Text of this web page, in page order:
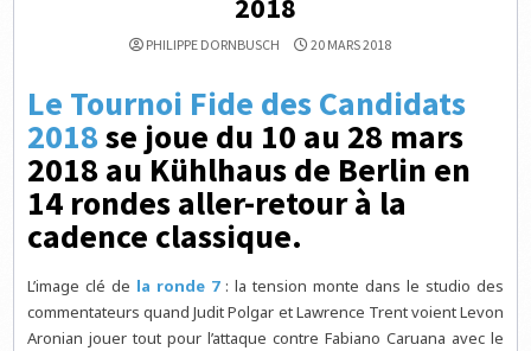
2018
PHILIPPE DORNBUSCH 20 MARS 2018
Le Tournoi Fide des Candidats
2018se joue du 10 au 28 mars
2018 au Kühlhaus de Berlin en
14 rondes aller-retour à la
cadence classique.
L’image clé de la ronde 7: la tension monte dans le studio des
commentateurs quand Judit Polgar et Lawrence Trent voient Levon
Aronian jouer tout pour l’attaque contre Fabiano Caruana avec le